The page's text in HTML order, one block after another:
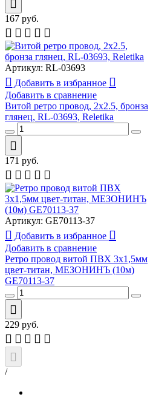
167 руб.
Артикул: RL-03693
Добавить в избранное
Добавить в сравнение
Витой ретро провод, 2x2.5, бронза
глянец, RL-03693, Reletika
171 руб.
Артикул: GE70113-37
Добавить в избранное
Добавить в сравнение
Ретро провод витой ПВХ 3х1,5мм
цвет-титан, МЕЗОНИНЪ (10м)
GE70113-37
229 руб.
/